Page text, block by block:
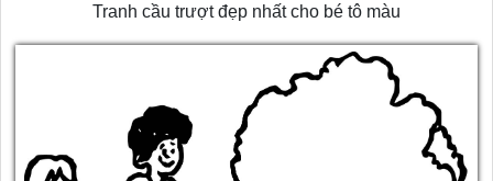
Tranh cầu trượt đẹp nhất cho bé tô màu